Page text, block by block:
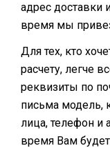
адрес
время мы
Для тех, кто
расчету, легче
реквизиты по
письма модель,
лица, телефон и
время Вам будет